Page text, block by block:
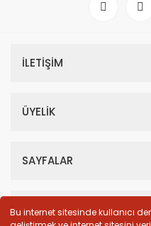
Bu internet sitesinde kullanıcı
İLETİŞİM
ÜYELİK
SAYFALAR
HESABIM